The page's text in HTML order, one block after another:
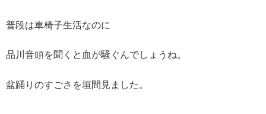
普段は車椅子生活なのに
品川音頭を聞くと血が騒ぐんでしょうね。
盆踊りのすごさを垣間見ました。